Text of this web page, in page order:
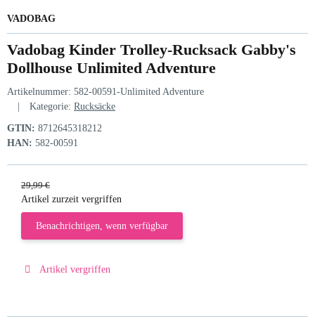
VADOBAG
Vadobag Kinder Trolley-Rucksack Gabby's
Dollhouse Unlimited Adventure
Artikelnummer: 582-00591-Unlimited Adventure
Kategorie: Rucksäcke
GTIN: 8712645318212
HAN: 582-00591
29,99 €
Artikel zurzeit vergriffen
Benachrichtigen, wenn verfügbar
Artikel vergriffen